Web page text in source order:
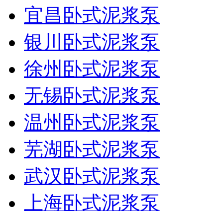
宜昌卧式泥浆泵
银川卧式泥浆泵
徐州卧式泥浆泵
无锡卧式泥浆泵
温州卧式泥浆泵
芜湖卧式泥浆泵
武汉卧式泥浆泵
上海卧式泥浆泵